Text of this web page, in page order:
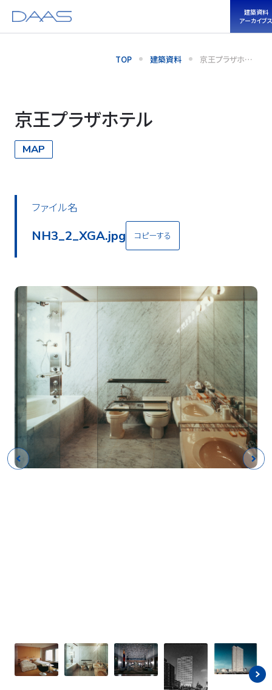
建築資料
アーカイブス
TOP 建築資料 京王プラザホテ
ル
京王プラザホテル
MAP
ファイル名
NH3_2_XGA.jpg コピーする